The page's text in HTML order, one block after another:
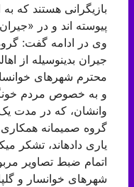
بازیگرانی هستند که به
پیوسته اند و در
وی در ادامه گفت:
جیران بدینوسیله از
محترم شهرهای
و به خصوص مردم
وانشان، که در مدت یک
گروه صمیمانه همکاری
یاری دادهاند، تشکر
اتمام ضبط تصاویر
شهرهای خوانسار و